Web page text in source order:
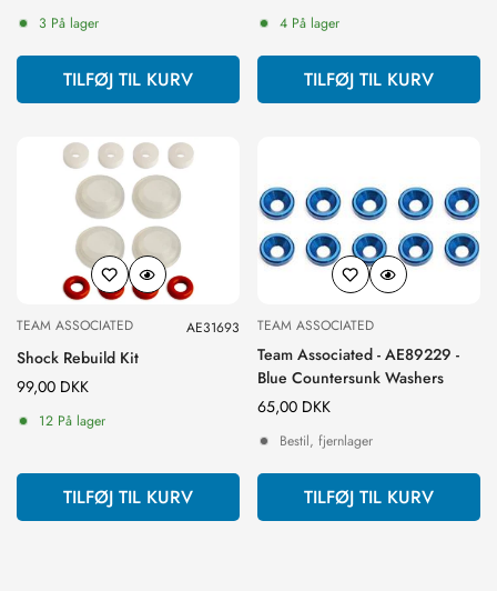
pris3 På lager
TILFØJ TIL KURV
4 På lager
TILFØJ TIL KURV
TEAM ASSOCIATED AE31693
Shock Rebuild Kit
Normal
pris
99,00 DKK
12 På lager
TILFØJ TIL KURV
TEAM ASSOCIATED
Team Associated - AE89229 -
Blue Countersunk Washers
Normal
pris
65,00 DKK
Bestil, fjernlager
TILFØJ TIL KURV